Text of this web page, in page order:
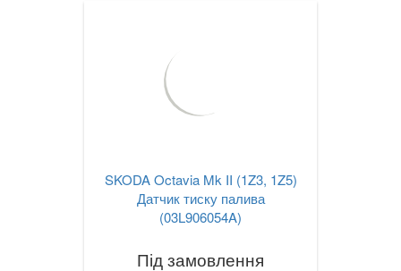
SKODA Octavia Mk II (1Z3, 1Z5)
Датчик тиску палива
(03L906054A)
Під замовлення